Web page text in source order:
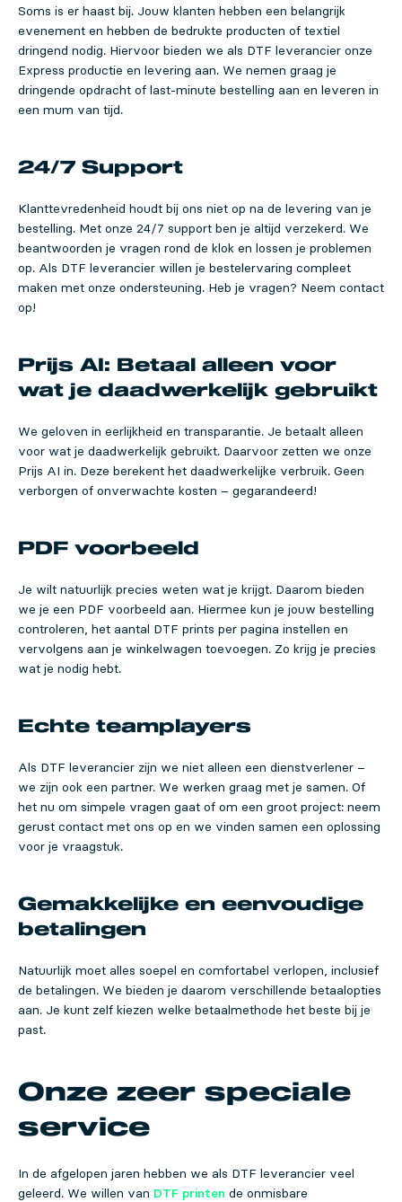
Soms is er haast bij. Jouw klanten hebben een belangrijk
evenement en hebben de bedrukte producten of textiel
dringend nodig. Hiervoor bieden we als DTF leverancier onze
Express productie en levering aan. We nemen graag je
dringende opdracht of last-minute bestelling aan en leveren in
een mum van tijd.
24/7 Support
Klanttevredenheid houdt bij ons niet op na de levering van je
bestelling. Met onze 24/7 support ben je altijd verzekerd. We
beantwoorden je vragen rond de klok en lossen je problemen
op. Als DTF leverancier willen je bestelervaring compleet
maken met onze ondersteuning. Heb je vragen? Neem contact
op!
Prijs AI: Betaal alleen voor
wat je daadwerkelijk gebruikt
We geloven in eerlijkheid en transparantie. Je betaalt alleen
voor wat je daadwerkelijk gebruikt. Daarvoor zetten we onze
Prijs AI in. Deze berekent het daadwerkelijke verbruik. Geen
verborgen of onverwachte kosten – gegarandeerd!
PDF voorbeeld
Je wilt natuurlijk precies weten wat je krijgt. Daarom bieden
we je een PDF voorbeeld aan. Hiermee kun je jouw bestelling
controleren, het aantal DTF prints per pagina instellen en
vervolgens aan je winkelwagen toevoegen. Zo krijg je precies
wat je nodig hebt.
Echte teamplayers
Als DTF leverancier zijn we niet alleen een dienstverlener –
we zijn ook een partner. We werken graag met je samen. Of
het nu om simpele vragen gaat of om een groot project: neem
gerust contact met ons op en we vinden samen een oplossing
voor je vraagstuk.
Gemakkelijke en eenvoudige
betalingen
Natuurlijk moet alles soepel en comfortabel verlopen, inclusief
de betalingen. We bieden je daarom verschillende betaalopties
aan. Je kunt zelf kiezen welke betaalmethode het beste bij je
past.
Onze zeer speciale
service
In de afgelopen jaren hebben we als DTF leverancier veel
geleerd. We willen van DTF printen de onmisbare